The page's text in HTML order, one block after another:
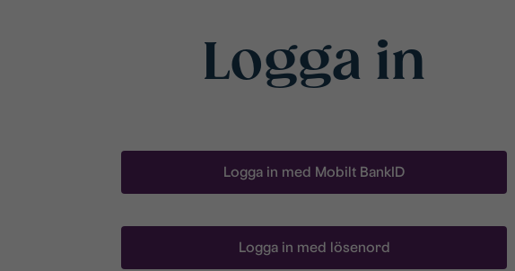
Logga in
Logga in med Mobilt BankID
Logga in med lösenord